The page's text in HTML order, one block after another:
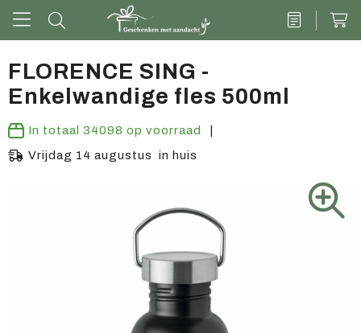
Drinkwaren
Kantoor & schrijven
Vrije tijd & outdoor
FLORENCE SING -
Enkelwandige fles 500ml
In totaal 34098 op voorraad
Vrijdag 14 augustus in huis